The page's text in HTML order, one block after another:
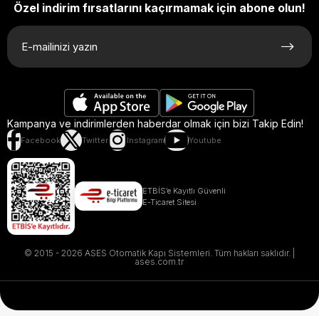
Özel indirim fırsatlarını kaçırmamak için abone olun!
Kampanya ve indirimlerden haberdar olmak için bizi Takip Edin!
Facebook Twitter Instagram Youtube
ETBİS’e Kayıtlı Güvenli
E-Ticaret Sitesi
© 2015 - 2026 ASES Otomatik Kapı Sistemleri. Tüm hakları saklıdır. |
ases.com.tr